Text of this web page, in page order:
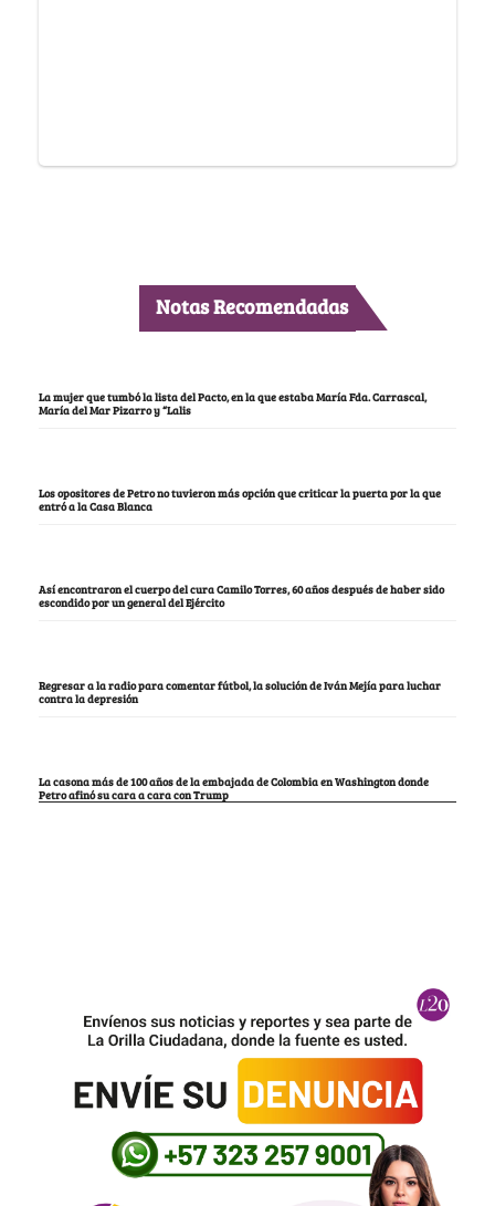
Notas Recomendadas
La mujer que tumbó la lista del Pacto, en la que estaba María Fda. Carrascal,
María del Mar Pizarro y “Lalis
Los opositores de Petro no tuvieron más opción que criticar la puerta por la que
entró a la Casa Blanca
Así encontraron el cuerpo del cura Camilo Torres, 60 años después de haber sido
escondido por un general del Ejército
Regresar a la radio para comentar fútbol, la solución de Iván Mejía para luchar
contra la depresión
La casona más de 100 años de la embajada de Colombia en Washington donde
Petro afinó su cara a cara con Trump